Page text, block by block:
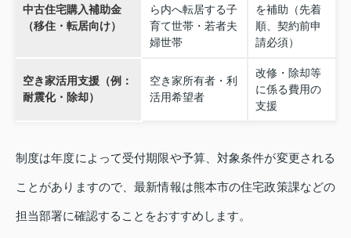
中古住宅購入補助金
（移住・転居向け）
ら内へ転居する子
育て世帯・若者夫
婦世帯
を補助（先着
順、契約前申
請必須）
空き家活用支援（例：
耐震化・除却）
空き家所有者・利
活用希望者
改修・除却等
に係る費用の
支援
制度は年度によって受付期限や予算、対象条件が変更される
ことがありますので、最新情報は熊本市の住宅政策課などの
担当部署に確認することをおすすめします。